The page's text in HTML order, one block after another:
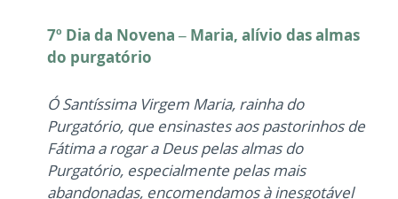
7º Dia da Novena – Maria, alívio das almas
do purgatório
Ó Santíssima Virgem Maria, rainha do
Purgatório, que ensinastes aos pastorinhos de
Fátima a rogar a Deus pelas almas do
Purgatório, especialmente pelas mais
abandonadas, encomendamos à inesgotável